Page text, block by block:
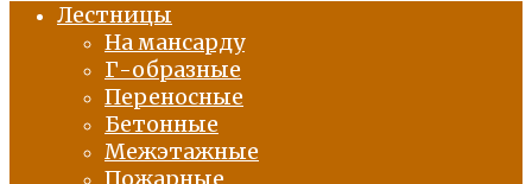
Лестницы
На мансарду
Г-образные
Переносные
Бетонные
Межэтажные